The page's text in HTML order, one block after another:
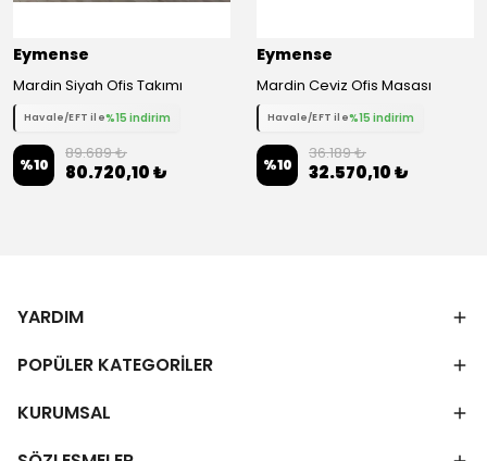
Eymense
Mardin Siyah Ofis Takımı
Havale/EFT ile%15 indirim
%10
89.689 ₺
80.720,10 ₺
Eymense
Mardin Ceviz Ofis Masası
Havale/EFT ile%15 indirim
%10
36.189 ₺
32.570,10 ₺
YARDIM
POPÜLER KATEGORİLER
KURUMSAL